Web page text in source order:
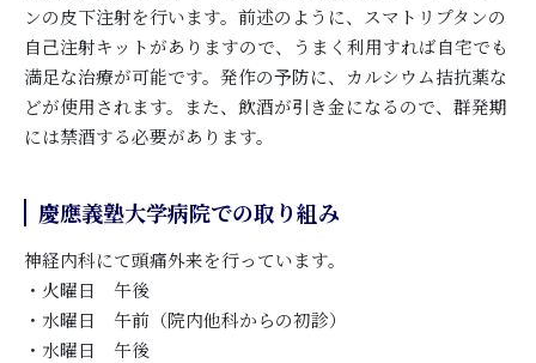
ンの皮下注射を行います。前述のように、スマトリプタンの
自己注射キットがありますので、うまく利用すれば自宅でも
満足な治療が可能です。発作の予防に、カルシウム拮抗薬な
どが使用されます。また、飲酒が引き金になるので、群発期
には禁酒する必要があります。
慶應義塾大学病院での取り組み
神経内科にて頭痛外来を行っています。
・火曜日 午後
・水曜日 午前（院内他科からの初診）
・水曜日 午後